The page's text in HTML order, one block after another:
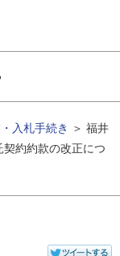
入札手続き ＞ 福井
約約款の改正につ